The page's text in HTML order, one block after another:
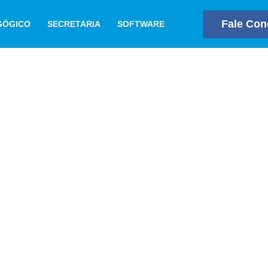
SECRETARIA SOFTWARE Fale